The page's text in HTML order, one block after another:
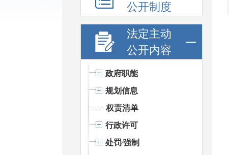
公开制度
法定主动
公开内容
政府职能
规划信息
权责清单
行政许可
处罚⁄强制